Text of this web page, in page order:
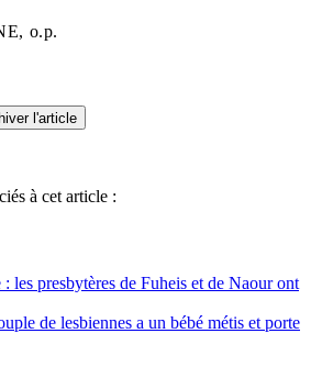
o.p.
l'article
à cet article :
: les presbytères de Fuheis et de Naour ont
de lesbiennes a un bébé métis et porte